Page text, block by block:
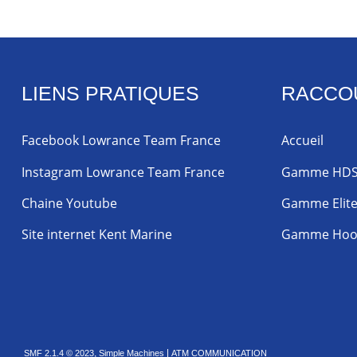
LIENS PRATIQUES
Facebook Lowrance Team France
Instagram Lowrance Team France
Chaine Youtube
Site internet Kent Marine
Accueil
Gamme HDS
Gamme Elite
Gamme
SMF 2.1.4 © 2023, Simple Machines ATM COMMUNICATION